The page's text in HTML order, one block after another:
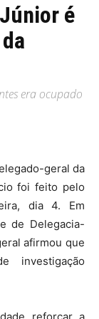
é
era ocupado
geral da
foi feito pelo
dia 4. Em
de Delegacia-
afirmou que
investigação